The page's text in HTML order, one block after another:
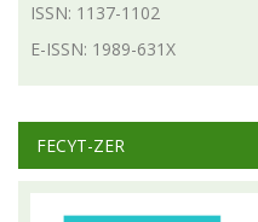
ISSN: 1137-1102
E-ISSN: 1989-631X
FECYT-ZER